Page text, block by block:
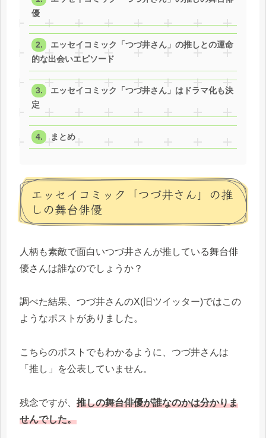
優
エッセイコミック「つづ井さん」の推しとの運命
的な出会いエピソード
エッセイコミック「つづ井さん」はドラマ化も決
定
まとめ
エッセイコミック「つづ井さん」の推
しの舞台俳優
人柄も素敵で面白いつづ井さんが推している舞台俳
優さんは誰なのでしょうか？
調べた結果、つづ井さんのX(旧ツイッター)ではこの
ようなポストがありました。
こちらのポストでもわかるように、つづ井さんは
「推し」を公表していません。
残念ですが、 推しの舞台俳優が誰なのかは分かりま
せんでした。